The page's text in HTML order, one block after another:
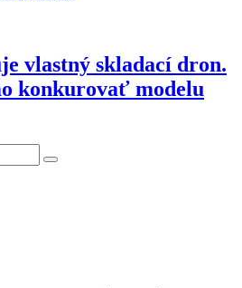
vlastný skladací dron.
konkurovať modelu